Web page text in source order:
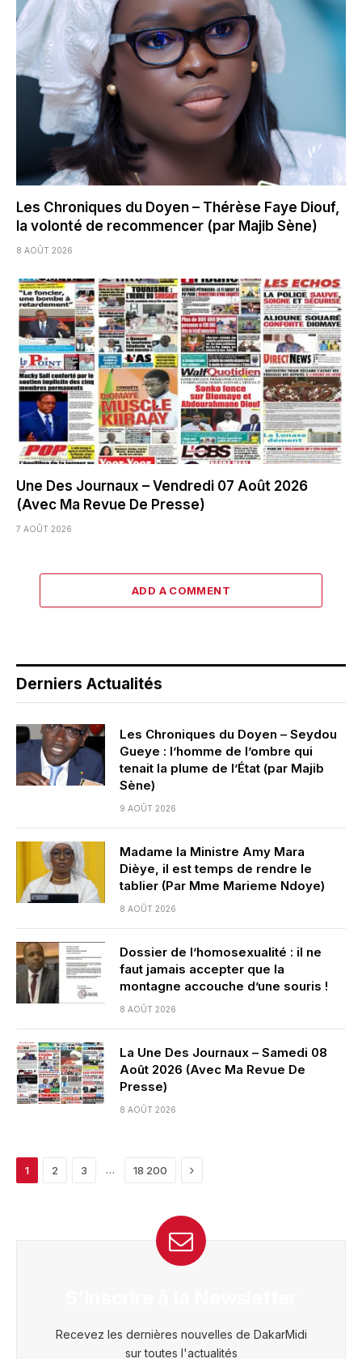
Les Chroniques du Doyen – Thérèse Faye Diouf,
la volonté de recommencer (par Majib Sène)
8 AOÛT 2026
Une Des Journaux – Vendredi 07 Août 2026
(Avec Ma Revue De Presse)
7 AOÛT 2026
ADD A COMMENT
Derniers Actualités
Les Chroniques du Doyen – Seydou
Gueye : l’homme de l’ombre qui
tenait la plume de l’État (par Majib
Sène)
9 AOÛT 2026
Madame la Ministre Amy Mara
Dièye, il est temps de rendre le
tablier (Par Mme Marieme Ndoye)
8 AOÛT 2026
Dossier de l’homosexualité : il ne
faut jamais accepter que la
montagne accouche d’une souris !
8 AOÛT 2026
La Une Des Journaux – Samedi 08
Août 2026 (Avec Ma Revue De
Presse)
8 AOÛT 2026
1 2 3 … 18 200 Next
Recevez les dernières nouvelles de DakarMidi
sur toutes l'actualités